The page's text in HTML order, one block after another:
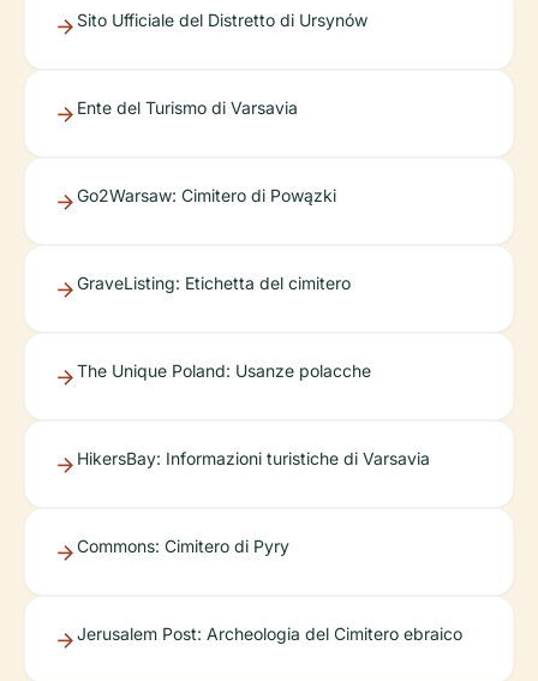
Sito Ufficiale del Distretto di Ursynów
Ente del Turismo di Varsavia
Go2Warsaw: Cimitero di Powązki
GraveListing: Etichetta del cimitero
The Unique Poland: Usanze polacche
HikersBay: Informazioni turistiche di Varsavia
Commons: Cimitero di Pyry
Jerusalem Post: Archeologia del Cimitero ebraico